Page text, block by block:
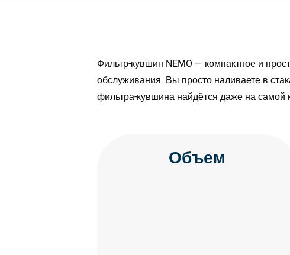
Фильтр-кувшин NEMO — компактное и
обслуживания. Вы просто наливаете в
фильтра-кувшина найдётся даже на самой
Объем